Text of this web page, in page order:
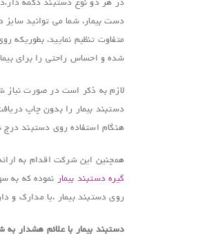
در هر دو نوع دستبند دکمه
متفاوت تنظیم نمایید، بطوریکه
شده و احساس راحتی را برای
لازم به ذکر است در صورت نیاز
دستبند بیمار را بدون چاپ
هنگام استفاده روی دستبند درج
همچنین این شرکت اقدام به
گیره دستبند بیمار نموده که به
روی دستبند بیمار ،یا مدارک و
دستبند بیمار با علائم هشدار